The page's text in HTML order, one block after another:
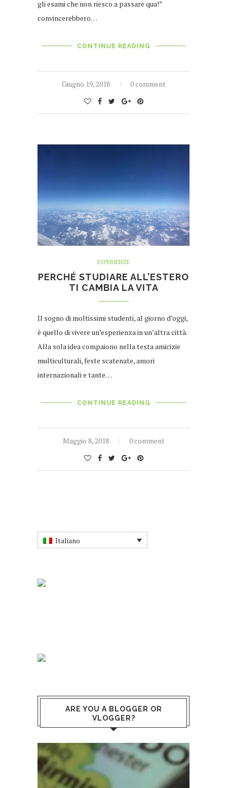
gli esami che non riesco a passare qua!”
convincerebbero…
CONTINUE READING
Giugno 19, 2018 0 comment
ESPERIENZE
PERCHÉ STUDIARE ALL’ESTERO
TI CAMBIA LA VITA
Il sogno di moltissimi studenti, al giorno d’oggi,
è quello di vivere un’esperienza in un’altra città.
Alla sola idea compaiono nella testa amicizie
multiculturali, feste scatenate, amori
internazionali e tante…
CONTINUE READING
Maggio 8, 2018 0 comment
Italiano
ARE YOU A BLOGGER OR
VLOGGER?
Video
Player